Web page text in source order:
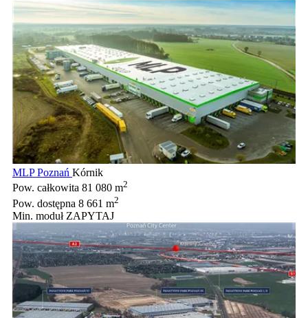
MLP Poznań Kórnik
Pow. całkowita 81 080 m2
Pow. dostępna 8 661 m2
Min. moduł ZAPYTAJ